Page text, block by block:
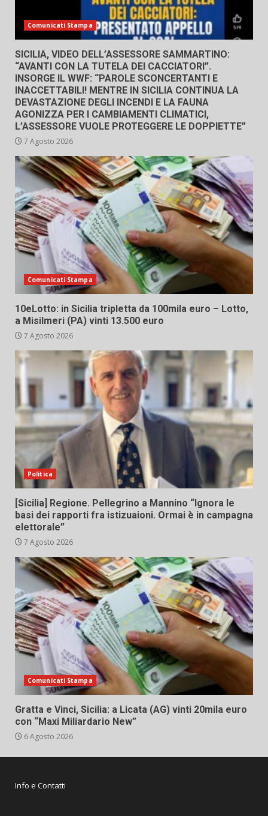
Comunicati Stampa
SICILIA, VIDEO DELL’ASSESSORE SAMMARTINO:
“AVANTI CON LA TUTELA DEI CACCIATORI”.
INSORGE IL WWF: “PAROLE SCONCERTANTI E
INACCETTABILI! MENTRE IN SICILIA CONTINUA LA
DEVASTAZIONE DEGLI INCENDI E LA FAUNA
AGONIZZA PER I CAMBIAMENTI CLIMATICI,
L’ASSESSORE VUOLE PROTEGGERE LE DOPPIETTE”
7 Agosto 2026
Comunicati Stampa
10eLotto: in Sicilia tripletta da 100mila euro – Lotto,
a Misilmeri (PA) vinti 13.500 euro
7 Agosto 2026
Politica
[Sicilia] Regione. Pellegrino a Mannino “Ignora le
basi dei rapporti fra istizuaioni. Ormai è in campagna
elettorale”
7 Agosto 2026
Comunicati Stampa
Gratta e Vinci, Sicilia: a Licata (AG) vinti 20mila euro
con “Maxi Miliardario New”
6 Agosto 2026
Info e Contatti